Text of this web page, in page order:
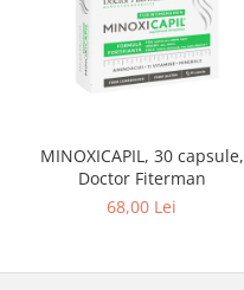
MINOXICAPIL, 30 capsule,
Doctor Fiterman
68,00 Lei